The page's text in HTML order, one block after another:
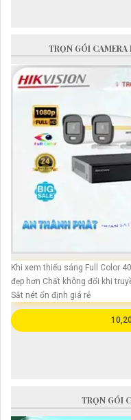
TRỌN GÓI
Khi xem thiếu sáng Full Color
đẹp hơn Chất không đổi khi
Sắt nét ổn định giá rẻ
TRỌN GÓI